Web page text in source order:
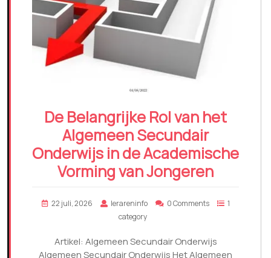
De Belangrijke Rol van het
Algemeen Secundair
Onderwijs in de Academische
Vorming van Jongeren
22 juli, 2026 lerareninfo 0 Comments
1
category
Artikel: Algemeen Secundair Onderwijs
Algemeen Secundair Onderwijs Het Algemeen